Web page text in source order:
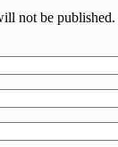
not be published.